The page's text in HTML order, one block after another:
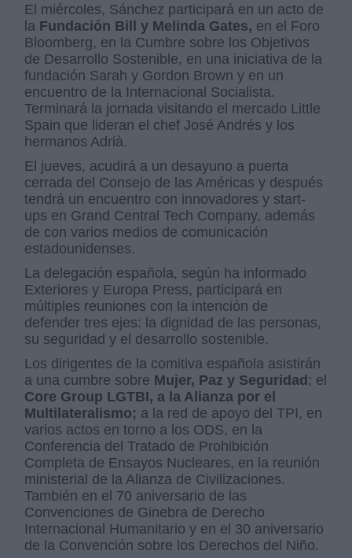
El miércoles, Sánchez participará en un acto de
la Fundación Bill y Melinda Gates, en el Foro
Bloomberg, en la Cumbre sobre los Objetivos
de Desarrollo Sostenible, en una iniciativa de la
fundación Sarah y Gordon Brown y en un
encuentro de la Internacional Socialista.
Terminará la jornada visitando el mercado Little
Spain que lideran el chef José Andrés y los
hermanos Adrià.
El jueves, acudirá a un desayuno a puerta
cerrada del Consejo de las Américas y después
tendrá un encuentro con innovadores y start-
ups en Grand Central Tech Company, además
de con varios medios de comunicación
estadounidenses.
La delegación española, según ha informado
Exteriores y Europa Press, participará en
múltiples reuniones con la intención de
defender tres ejes: la dignidad de las personas,
su seguridad y el desarrollo sostenible.
Los dirigentes de la comitiva española asistirán
a una cumbre sobre Mujer, Paz y Seguridad ; el
Core Group LGTBI, a la Alianza por el
Multilateralismo; a la red de apoyo del TPI, en
varios actos en torno a los ODS, en la
Conferencia del Tratado de Prohibición
Completa de Ensayos Nucleares, en la reunión
ministerial de la Alianza de Civilizaciones.
También en el 70 aniversario de las
Convenciones de Ginebra de Derecho
Internacional Humanitario y en el 30 aniversario
de la Convención sobre los Derechos del Niño.